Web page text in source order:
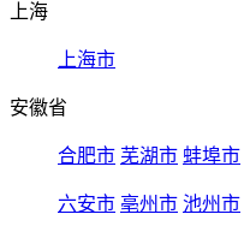
上海
上海市
安徽省
合肥市 芜湖市 蚌埠市
六安市 亳州市 池州市